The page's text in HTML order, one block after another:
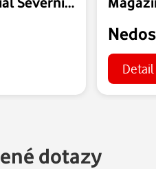
Detail
dotazy